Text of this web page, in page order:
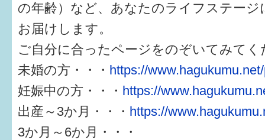
の年齢）など、あなたのライフステージ
お届けします。
ご自分に合ったページをのぞいてみてく
未婚の方・・・ https://
妊娠中の方・・・ https://
出産～3か月・・・ https://
3か月～6か月・・・